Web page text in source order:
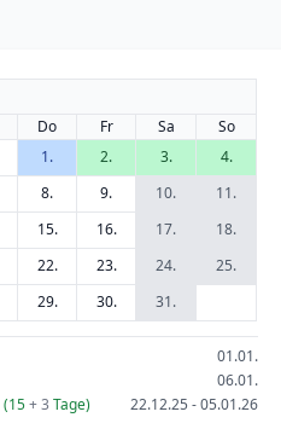
Do Fr Sa
So
1.
2. 3.
4.
8. 9. 10.
11.
15. 16. 17.
18.
22. 23. 24.
25.
29. 30. 31.
01.01.
06.01.
(15+ 3 Tage) 22.12.25 - 05.01.26